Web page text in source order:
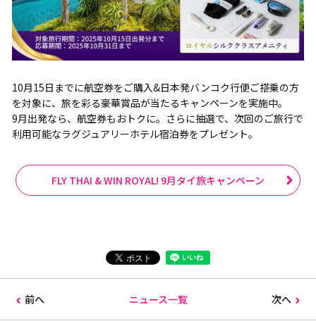
10月15日までに航空券をご購入&日本発バンコク行便ご搭乗の方
を対象に、旅を彩る豪華賞品が当たるキャンペーンを実施中。
9月出発なら、航空券もおトクに。さらに抽選で、次回のご旅行で
利用可能なラグジュアリーホテル宿泊券をプレゼント。
FLY THAI & WIN ROYAL! 9月タイ旅キャンペーン
前へ ニュース一覧 次へ